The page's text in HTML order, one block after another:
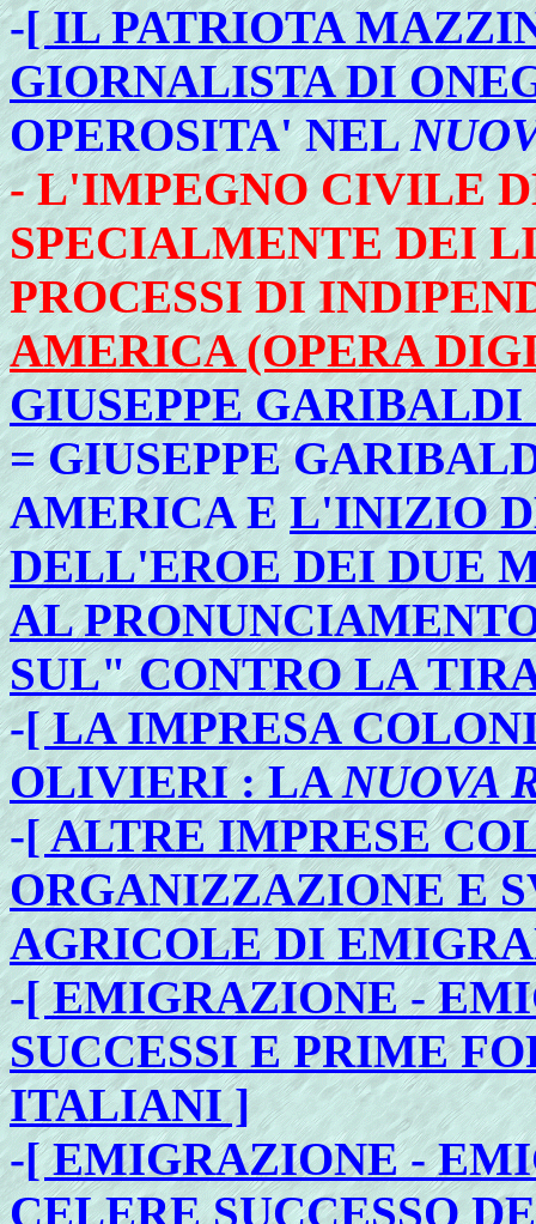
-[ IL PATRIOTA
GIORNALISTA DI
OPEROSITA' NEL
- L'IMPEGNO CIVILE
SPECIALMENTE DEI
PROCESSI DI
AMERICA (OPERA
GIUSEPPE
= GIUSEPPE
AMERICA EL'INIZIO
DELL'EROE DEI DUE
AL
SUL" CONTRO LA
-[ LA IMPRESA
OLIVIERI : LANUOVA
-[ ALTRE IMPRESE
ORGANIZZAZIONE E
AGRICOLE DI
-[ EMIGRAZIONE -
SUCCESSI E PRIME
ITALIANI ]
-[ EMIGRAZIONE -
CELERE SUCCESSO